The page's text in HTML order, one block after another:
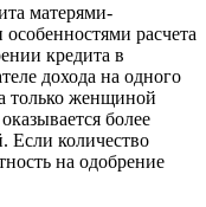
матерями-
расчета
кредита в
дохода на одного
только женщиной
более
Если количество
на одобрение